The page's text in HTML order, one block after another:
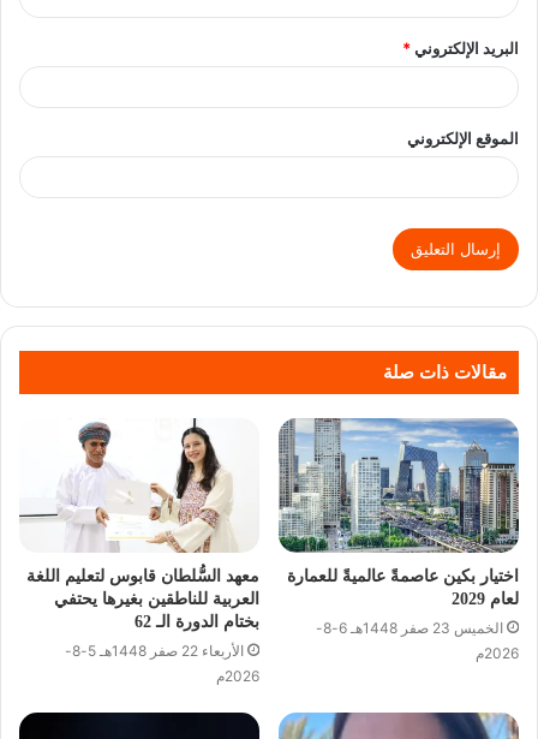
البريد الإلكتروني*
الموقع الإلكتروني
مقالات ذات صلة
اختيار بكين عاصمةً عالميةً للعمارة
لعام 2029
الخميس 23 صفر 1448هـ 6-8-
2026م
معهد السُّلطان قابوس لتعليم اللغة
العربية للناطقين بغيرها يحتفي
بختام الدورة الـ 62
الأربعاء 22 صفر 1448هـ 5-8-
2026م